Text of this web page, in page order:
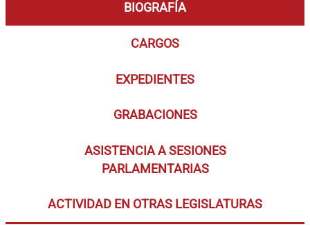
BIOGRAFÍA
CARGOS
EXPEDIENTES
GRABACIONES
ASISTENCIA A SESIONES
PARLAMENTARIAS
ACTIVIDAD EN OTRAS LEGISLATURAS